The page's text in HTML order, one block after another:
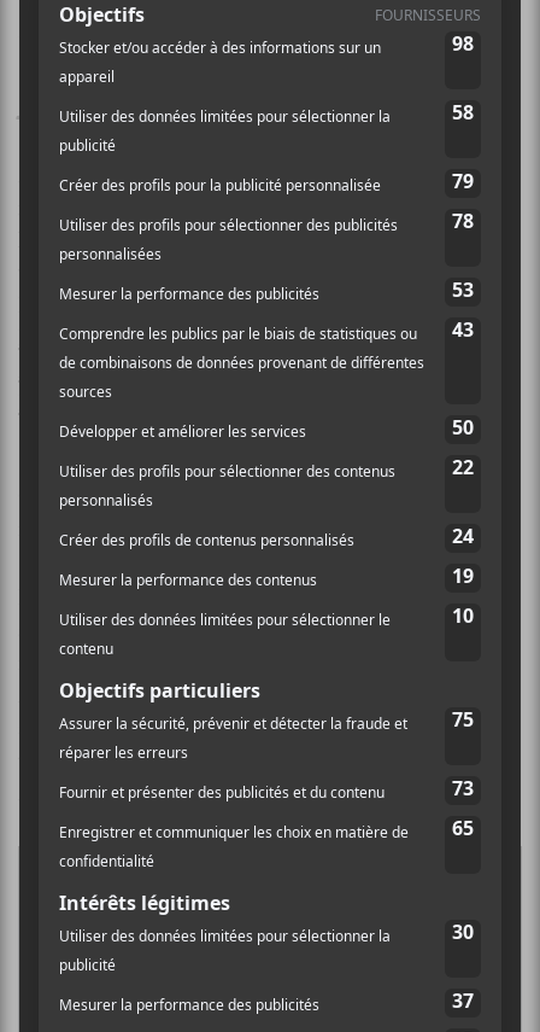
spectacle de la Fête nationale au
Centre de la nature de Laval, le 24
juin prochain.
Mise en scène parInes Talbiet sous la direction
, la soirée sera animée par
la flamboyante Rita Baga. Les artistes musicaux en
vedette sont
Boisjoli,Claudia Bouvette,Gab Bouchard
Hologramme,Laura Niquay,Lou-Adriane Cassidy
Marie-Gold,Martha Wainwright,Michel Rivard
Pierre Kwenders
Cette année, le texte patriotique sera co-écrit et
interprété par Mani Soleymanlou et Sophie Cadieux.
Le spectacle débutera à 20h30, mais le site sera
accessible dès 18h. Des camions dédiés à la cuisine de
rue seront sur place pour satisfaire tous les appétits.
Après les habituels feux d’artifice qui clôtureront la
soirée, des navettes seront accessibles pour
transporter les spectateurs vers la station de métro
Montmorency.